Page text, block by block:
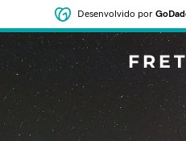
Desenvolvido por